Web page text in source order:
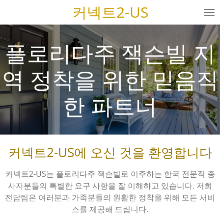
content
커넥트2-US
플로리다주 잭슨빌 지
역 정착을 위한 믿음직
한 파트너
커넥트2-US에 오신 것을 환영합니다
커넥트2-US는 플로리다주 잭슨빌로 이주하는 한국 전문직 종
사자분들의 특별한 요구 사항을 잘 이해하고 있습니다. 저희
전담팀은 여러분과 가족분들의 원활한 정착을 위해 모든 서비
스를 제공해 드립니다.